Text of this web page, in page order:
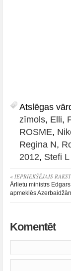
Atslēgas
zīmols, Elli,
ROSME,
Regina N,
2012, Stefi L
« IEPRIEKŠĒJAIS
Ārlietu ministrs
apmeklēs
Komentēt